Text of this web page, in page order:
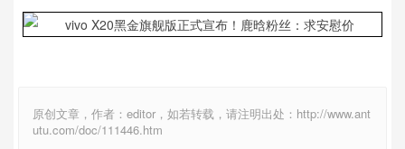
原创文章，作者：editor，如若转载，请注明出处：http://www.ant
utu.com/doc/111446.htm